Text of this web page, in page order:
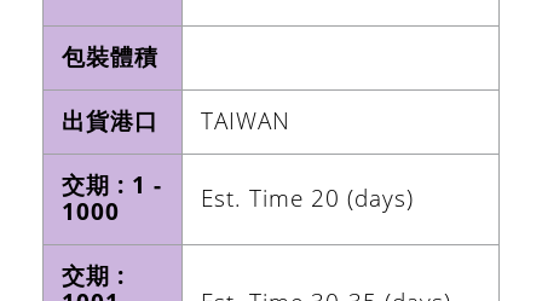
包裝體積
出貨港口 TAIWAN
交期 : 1 -
1000
Est. Time 20 (days)
交期 :